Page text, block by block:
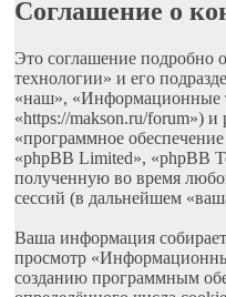
Соглашение о
Это соглашение подробно
технологии» и его
«наш», «Информационные
«https://makson.ru/forum»)
«программное
«phpBB Limited», «phpBB
полученную во время
сессий (в дальнейшем
Ваша информация
просмотр
созданию программным